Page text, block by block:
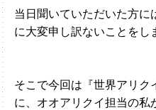
当日聞いていただいた方
に大変申し訳ないことをし
そこで今回は『世界アリク
に、オオアリクイ担当の私